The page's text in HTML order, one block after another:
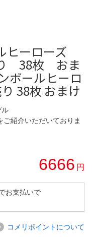
ヒーローズ
38枚 おま
ボールヒーロ
38枚 おまけ
ル
紹介いただいておりま
6666 円
お支払いで
コメリポイントについて